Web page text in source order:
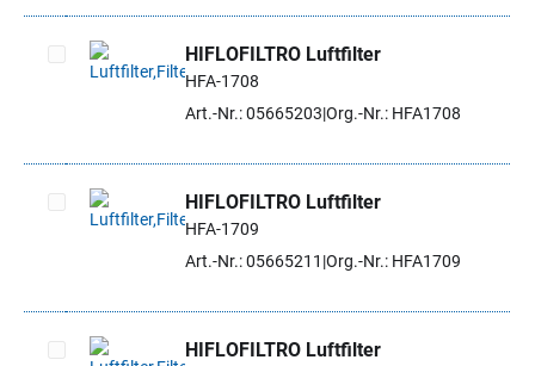
Artikel auswählen
HIFLOFILTRO Luftfilter
HFA-1708
Art.-Nr.: 05665203 Org.-Nr.: HFA1708
Artikel auswählen
HIFLOFILTRO Luftfilter
HFA-1709
Art.-Nr.: 05665211 Org.-Nr.: HFA1709
HIFLOFILTRO Luftfilter